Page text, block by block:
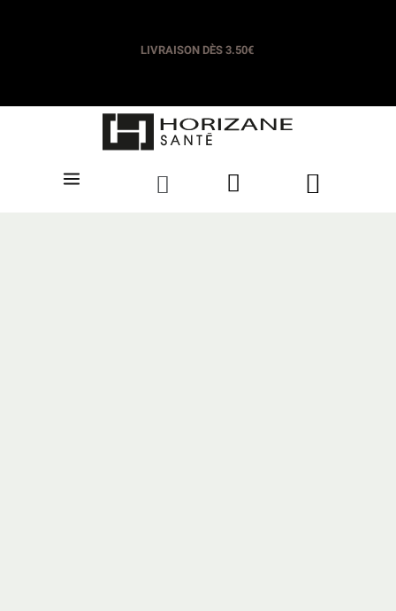
LIVRAISON OFFERTE DÈS 35€​